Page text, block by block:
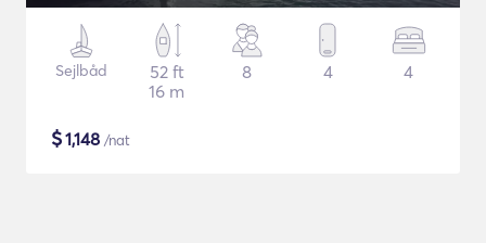
Sejlbåd
52 ft
16 m
8 4 4
$1,148 /nat